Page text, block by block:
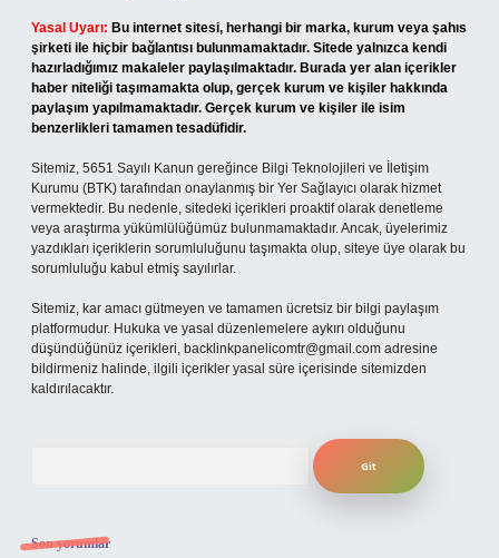
Yasal Uyarı: Bu internet sitesi, herhangi bir marka, kurum veya şahıs
şirketi ile hiçbir bağlantısı bulunmamaktadır. Sitede yalnızca kendi
hazırladığımız makaleler paylaşılmaktadır. Burada yer alan içerikler
haber niteliği taşımamakta olup, gerçek kurum ve kişiler hakkında
paylaşım yapılmamaktadır. Gerçek kurum ve kişiler ile isim
benzerlikleri tamamen tesadüfidir.
Sitemiz, 5651 Sayılı Kanun gereğince Bilgi Teknolojileri ve İletişim
Kurumu (BTK) tarafından onaylanmış bir Yer Sağlayıcı olarak hizmet
vermektedir. Bu nedenle, sitedeki içerikleri proaktif olarak denetleme
veya araştırma yükümlülüğümüz bulunmamaktadır. Ancak, üyelerimiz
yazdıkları içeriklerin sorumluluğunu taşımakta olup, siteye üye olarak bu
sorumluluğu kabul etmiş sayılırlar.
Sitemiz, kar amacı gütmeyen ve tamamen ücretsiz bir bilgi paylaşım
platformudur. Hukuka ve yasal düzenlemelere aykırı olduğunu
düşündüğünüz içerikleri, backlinkpanelicomtr@gmail.com adresine
bildirmeniz halinde, ilgili içerikler yasal süre içerisinde sitemizden
kaldırılacaktır.
Son yorumlar